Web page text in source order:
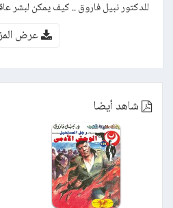
للدكتور نبيل فاروق .. كيف يمكن لبشر
عرض
شاهد أيضا